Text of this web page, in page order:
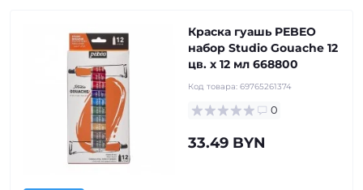
Краска гуашь PEBEO
набор Studio Gouache 12
цв. х 12 мл 668800
Код товара: 69765261374
0
33.49 BYN